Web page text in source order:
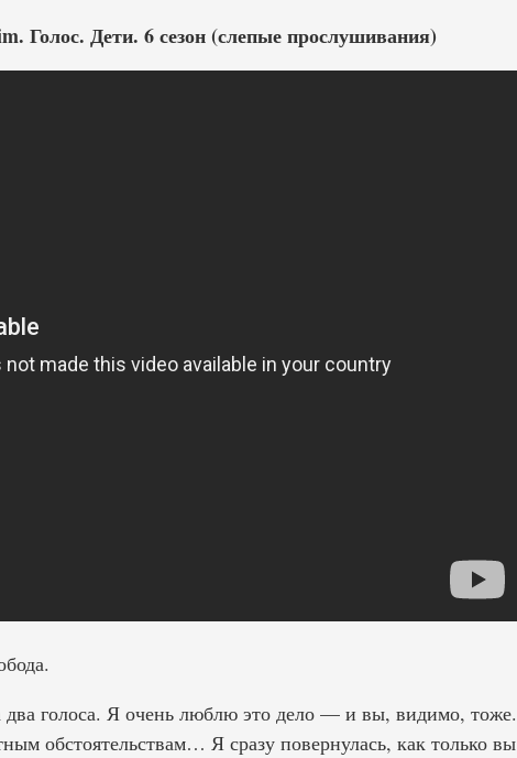
Дети. 6 сезон (слепые прослушивания)
голоса. Я очень люблю это дело — и вы, видимо, тоже.
обстоятельствам… Я сразу повернулась, как только вы